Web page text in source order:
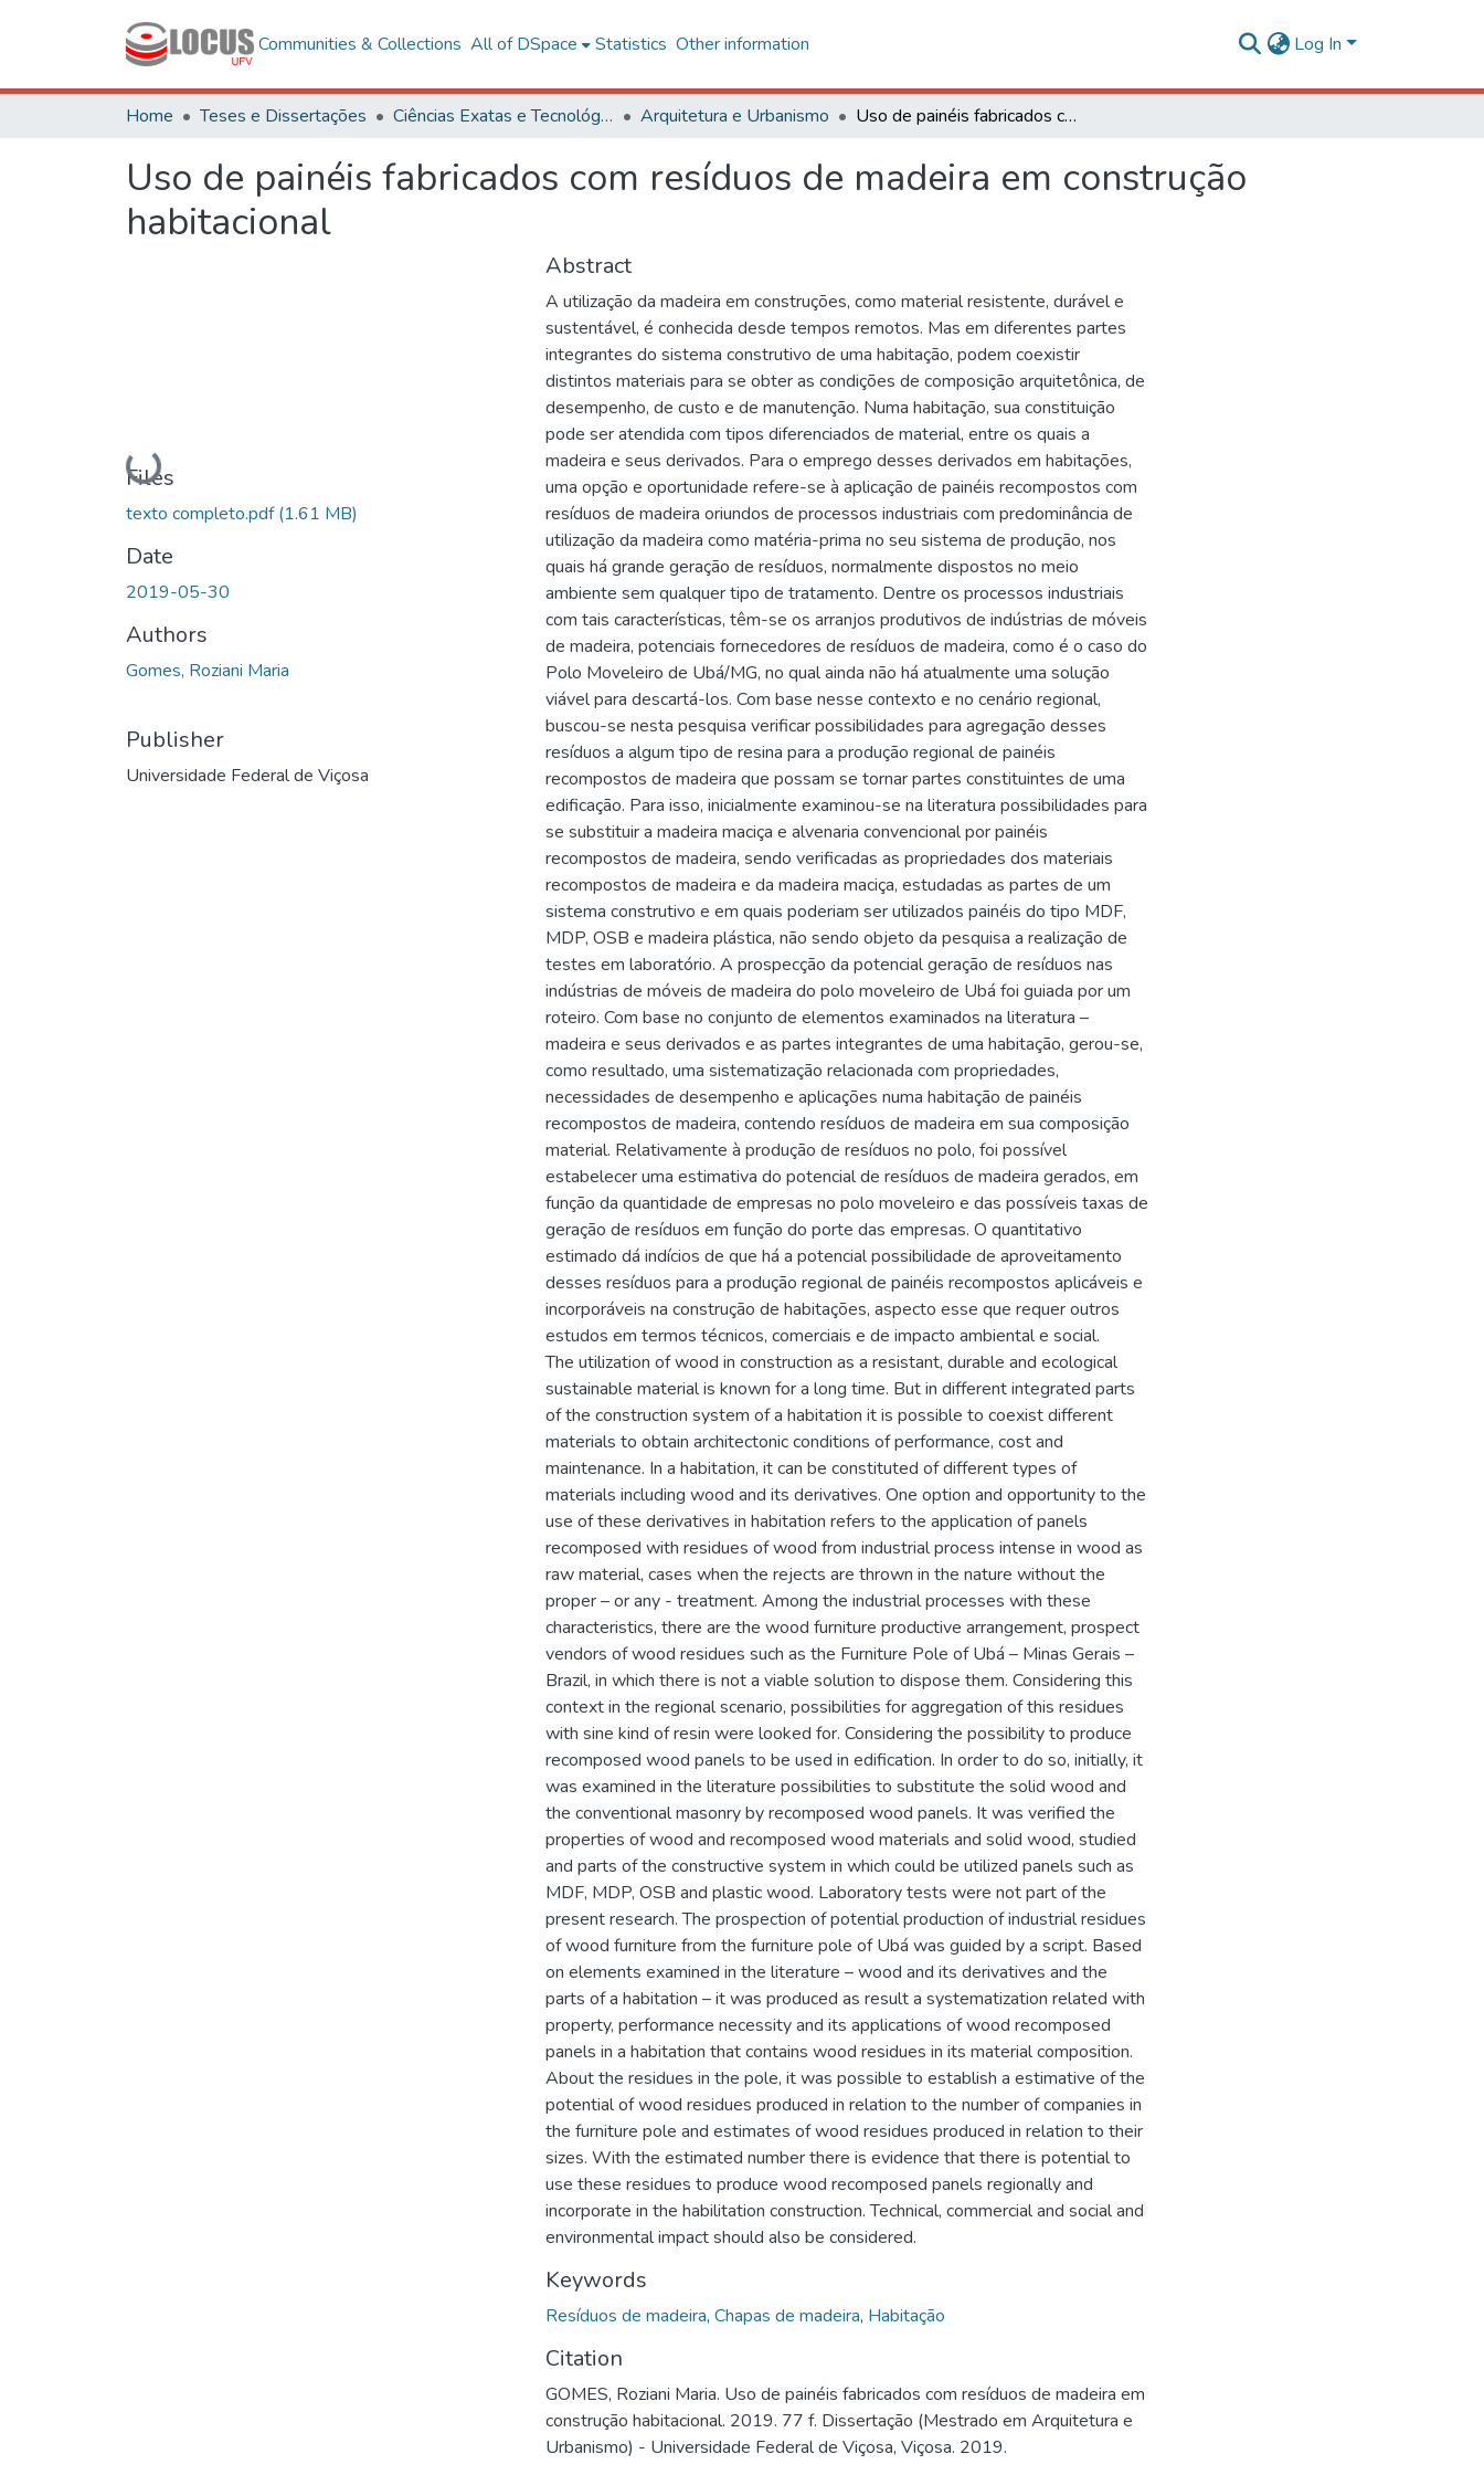
Communities & Collections All of DSpace Statistics Other information Log In
Home Teses e Dissertações Ciências Exatas e Tecnológicas Arquitetura e Urbanismo Uso de painéis fabricados com resíduos de madeira em construção habitacional
Uso de painéis fabricados com resíduos de madeira em construção
habitacional
Loading...
Files
texto completo.pdf(1.61 MB)
Date
2019-05-30
Authors
Gomes, Roziani Maria
Publisher
Universidade Federal de Viçosa
Abstract
A utilização da madeira em construções, como material resistente, durável e
sustentável, é conhecida desde tempos remotos. Mas em diferentes partes
integrantes do sistema construtivo de uma habitação, podem coexistir
distintos materiais para se obter as condições de composição arquitetônica, de
desempenho, de custo e de manutenção. Numa habitação, sua constituição
pode ser atendida com tipos diferenciados de material, entre os quais a
madeira e seus derivados. Para o emprego desses derivados em habitações,
uma opção e oportunidade refere-se à aplicação de painéis recompostos com
resíduos de madeira oriundos de processos industriais com predominância de
utilização da madeira como matéria-prima no seu sistema de produção, nos
quais há grande geração de resíduos, normalmente dispostos no meio
ambiente sem qualquer tipo de tratamento. Dentre os processos industriais
com tais características, têm-se os arranjos produtivos de indústrias de móveis
de madeira, potenciais fornecedores de resíduos de madeira, como é o caso do
Polo Moveleiro de Ubá/MG, no qual ainda não há atualmente uma solução
viável para descartá-los. Com base nesse contexto e no cenário regional,
buscou-se nesta pesquisa verificar possibilidades para agregação desses
resíduos a algum tipo de resina para a produção regional de painéis
recompostos de madeira que possam se tornar partes constituintes de uma
edificação. Para isso, inicialmente examinou-se na literatura possibilidades para
se substituir a madeira maciça e alvenaria convencional por painéis
recompostos de madeira, sendo verificadas as propriedades dos materiais
recompostos de madeira e da madeira maciça, estudadas as partes de um
sistema construtivo e em quais poderiam ser utilizados painéis do tipo MDF,
MDP, OSB e madeira plástica, não sendo objeto da pesquisa a realização de
testes em laboratório. A prospecção da potencial geração de resíduos nas
indústrias de móveis de madeira do polo moveleiro de Ubá foi guiada por um
roteiro. Com base no conjunto de elementos examinados na literatura –
madeira e seus derivados e as partes integrantes de uma habitação, gerou-se,
como resultado, uma sistematização relacionada com propriedades,
necessidades de desempenho e aplicações numa habitação de painéis
recompostos de madeira, contendo resíduos de madeira em sua composição
material. Relativamente à produção de resíduos no polo, foi possível
estabelecer uma estimativa do potencial de resíduos de madeira gerados, em
função da quantidade de empresas no polo moveleiro e das possíveis taxas de
geração de resíduos em função do porte das empresas. O quantitativo
estimado dá indícios de que há a potencial possibilidade de aproveitamento
desses resíduos para a produção regional de painéis recompostos aplicáveis e
incorporáveis na construção de habitações, aspecto esse que requer outros
estudos em termos técnicos, comerciais e de impacto ambiental e social.
The utilization of wood in construction as a resistant, durable and ecological
sustainable material is known for a long time. But in different integrated parts
of the construction system of a habitation it is possible to coexist different
materials to obtain architectonic conditions of performance, cost and
maintenance. In a habitation, it can be constituted of different types of
materials including wood and its derivatives. One option and opportunity to the
use of these derivatives in habitation refers to the application of panels
recomposed with residues of wood from industrial process intense in wood as
raw material, cases when the rejects are thrown in the nature without the
proper – or any - treatment. Among the industrial processes with these
characteristics, there are the wood furniture productive arrangement, prospect
vendors of wood residues such as the Furniture Pole of Ubá – Minas Gerais –
Brazil, in which there is not a viable solution to dispose them. Considering this
context in the regional scenario, possibilities for aggregation of this residues
with sine kind of resin were looked for. Considering the possibility to produce
recomposed wood panels to be used in edification. In order to do so, initially, it
was examined in the literature possibilities to substitute the solid wood and
the conventional masonry by recomposed wood panels. It was verified the
properties of wood and recomposed wood materials and solid wood, studied
and parts of the constructive system in which could be utilized panels such as
MDF, MDP, OSB and plastic wood. Laboratory tests were not part of the
present research. The prospection of potential production of industrial residues
of wood furniture from the furniture pole of Ubá was guided by a script. Based
on elements examined in the literature – wood and its derivatives and the
parts of a habitation – it was produced as result a systematization related with
property, performance necessity and its applications of wood recomposed
panels in a habitation that contains wood residues in its material composition.
About the residues in the pole, it was possible to establish a estimative of the
potential of wood residues produced in relation to the number of companies in
the furniture pole and estimates of wood residues produced in relation to their
sizes. With the estimated number there is evidence that there is potential to
use these residues to produce wood recomposed panels regionally and
incorporate in the habilitation construction. Technical, commercial and social and
environmental impact should also be considered.
Keywords
Resíduos de madeira, Chapas de madeira, Habitação
Citation
GOMES, Roziani Maria. Uso de painéis fabricados com resíduos de madeira em
construção habitacional. 2019. 77 f. Dissertação (Mestrado em Arquitetura e
Urbanismo) - Universidade Federal de Viçosa, Viçosa. 2019.